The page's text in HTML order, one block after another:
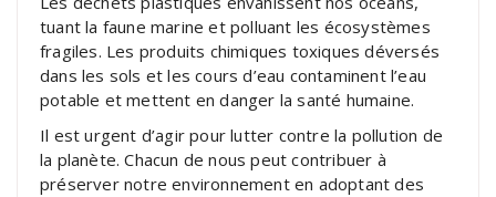
tuant la faune marine et polluant les écosystèmes
fragiles. Les produits chimiques toxiques déversés
dans les sols et les cours d’eau contaminent l’eau
potable et mettent en danger la santé humaine.
Il est urgent d’agir pour lutter contre la pollution de
la planète. Chacun de nous peut contribuer à
préserver notre environnement en adoptant des